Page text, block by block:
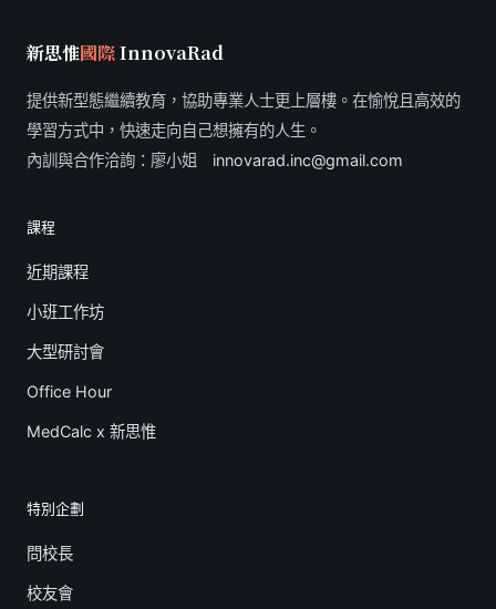
新思惟國際InnovaRad
提供新型態繼續教育，協助專業人士更上層樓。在愉悅且高效的
學習方式中，快速走向自己想擁有的人生。
內訓與合作洽詢：廖小姐 innovarad.inc@gmail.com
課程
近期課程
小班工作坊
大型研討會
Office Hour
MedCalc x 新思惟
特別企劃
問校長
校友會